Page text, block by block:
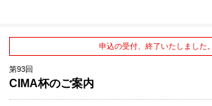
申込の受付、終了いたしました。
第93回
CIMA杯のご案内